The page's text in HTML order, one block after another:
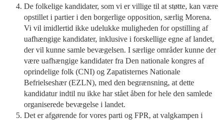
De folkelige kandidater, som vi er villige til at støtte, kan være
opstillet i partier i den borgerlige opposition, særlig Morena.
Vi vil imidlertid ikke udelukke muligheden for opstilling af
uafhængige kandidater, inklusive i forskellige egne af landet,
der vil kunne samle bevægelsen. I særlige områder kunne der
være uafhængige kandidater fra Den nationale kongres af
oprindelige folk (CNI) og Zapatisternes Nationale
Befrielseshær (EZLN), med den begrænsning, at dette
kandidatur indtil nu ikke har stået åben for hele den samlede
organiserede bevægelse i landet.
Det er afgørende for vores parti og FPR, at valgkampen i